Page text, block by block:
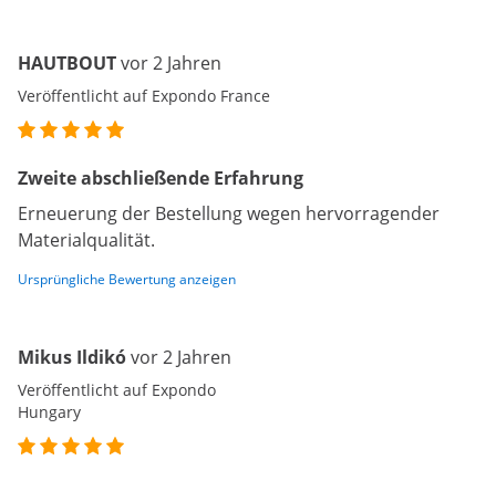
HAUTBOUTvor 2 Jahren
Veröffentlicht auf Expondo France
Zweite abschließende Erfahrung
Erneuerung der Bestellung wegen hervorragender
Materialqualität.
Ursprüngliche Bewertung anzeigen
Mikus Ildikóvor 2 Jahren
Veröffentlicht auf Expondo
Hungary